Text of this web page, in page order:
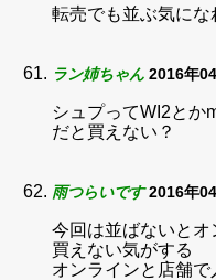
転売でも並ぶ気にな
ラン姉ちゃん 2016年
シュプってWI2とか
だと買えない？
雨つらいです 2016年
今回は並ばないとオ
買えない気がする
オンラインと店舗